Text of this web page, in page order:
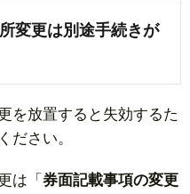
変更は別途手続きが
を放置すると失効するた
ださい。
は「 券面記載事項の変更